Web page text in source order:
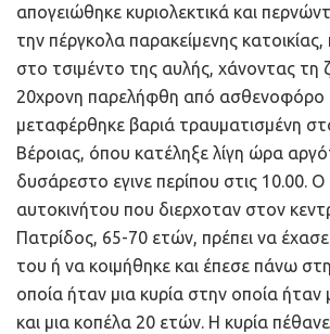
απογειώθηκε κυριολεκτικά και
την πέργκολα παρακείμενης
στο τσιμέντο της αυλής, χάνοντας τη
20χρονη παρελήφθη από ασθενοφόρο
μεταφέρθηκε βαριά τραυματισμένη
Βέροιας, όπου κατέληξε λίγη ώρα
δυσάρεστο εγινε περίπου στις 10.00.
αυτοκινήτου που διερχοταν στον
Πατρίδος, 65-70 ετών, πρέπει να έχασε
του ή να κοιμήθηκε και έπεσε πάνω
οποία ήταν μια κυρία στην οποία ήταν
και μια κοπέλα 20 ετών. Η κυρία